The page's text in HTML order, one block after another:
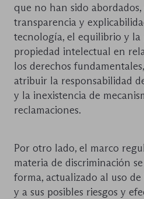
que no han sido
transparencia y
tecnología, el equilibrio y la
propiedad intelectual en
los derechos
atribuir la responsabilidad
y la inexistencia de
reclamaciones.
Por otro lado, el marco
materia de discriminación
forma, actualizado al uso
y a sus posibles riesgos y